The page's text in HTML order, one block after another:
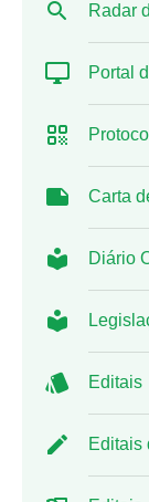
Radar
Portal
Carta
Diário
Editais
Editais